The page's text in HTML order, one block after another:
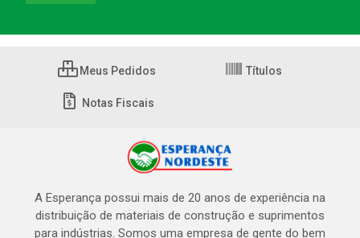
Meus Pedidos Títulos
Notas Fiscais
A Esperança possui mais de 20 anos de experiência na
distribuição de materiais de construção e suprimentos
para indústrias. Somos uma empresa de gente do bem